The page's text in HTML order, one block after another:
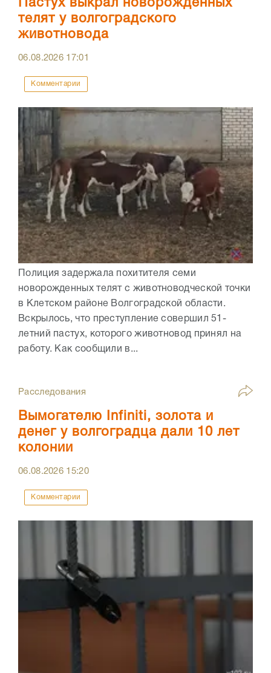
Пастух выкрал новорожденных
телят у волгоградского
животновода
06.08.2026 17:01
Комментарии
Полиция задержала похитителя семи
новорожденных телят с животноводческой точки
в Клетском районе Волгоградской области.
Вскрылось, что преступление совершил 51-
летний пастух, которого животновод принял на
работу. Как сообщили в...
Расследования
Вымогателю Infiniti, золота и
денег у волгоградца дали 10 лет
колонии
06.08.2026 15:20
Комментарии